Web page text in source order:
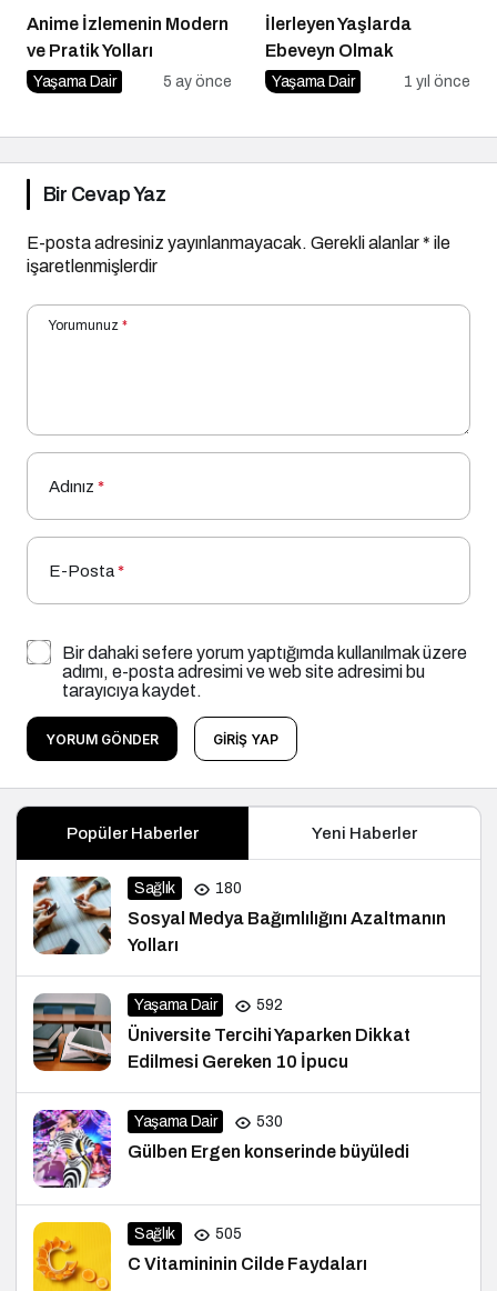
Anime İzlemenin Modern
ve Pratik Yolları
Yaşama Dair 5 ay önce
İlerleyen Yaşlarda
Ebeveyn Olmak
Yaşama Dair 1 yıl önce
Bir Cevap Yaz
E-posta adresiniz yayınlanmayacak. Gerekli alanlar* ile
işaretlenmişlerdir
Yorumunuz *
Adınız *
E-Posta*
Bir dahaki sefere yorum yaptığımda kullanılmak üzere
adımı, e-posta adresimi ve web site adresimi bu
tarayıcıya kaydet.
YORUM GÖNDER GIRIŞ YAP
Popüler Haberler Yeni Haberler
Sağlık 180
Sosyal Medya Bağımlılığını Azaltmanın
Yolları
Yaşama Dair 592
Üniversite Tercihi Yaparken Dikkat
Edilmesi Gereken 10 İpucu
Yaşama Dair 530
Gülben Ergen konserinde büyüledi
Sağlık 505
C Vitamininin Cilde Faydaları